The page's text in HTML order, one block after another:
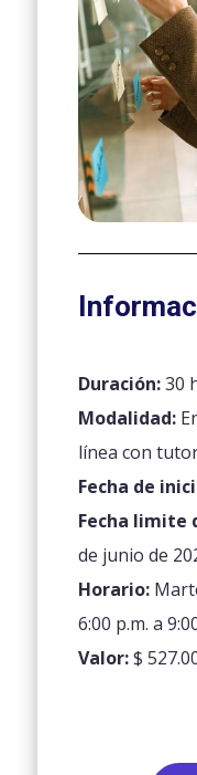
Duración:30
Modalidad:
línea con
Fecha de
Fecha limite
de junio de
Horario:
6:00 p.m. a
Valor:$